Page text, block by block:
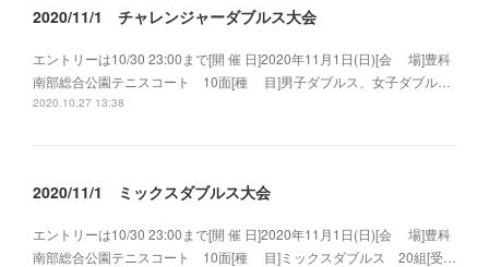
2020/11/1 チャレンジャーダブルス大会
エントリーは10/30 23:00まで[開 催 日]2020年11月1日(日)[会 場]豊科
南部総合公園テニスコート 10面[種 目]男子ダブルス、女子ダブル…
2020.10.27 13:38
2020/11/1 ミックスダブルス大会
エントリーは10/30 23:00まで[開 催 日]2020年11月1日(日)[会 場]豊科
南部総合公園テニスコート 10面[種 目]ミックスダブルス 20組[受…